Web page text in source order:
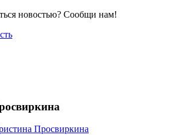
новостью? Сообщи нам!
Просвиркина